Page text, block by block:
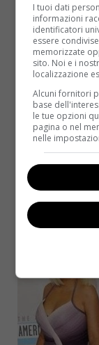
Diete
Le diete
prova
Redazione
l’anno,
Read More
I tuoi dati
informazioni
identificatori
essere
memorizzate
sito. Noi e i
localizzazione
Alcuni fornitori
base
le tue opzioni
pagina o nel
nelle